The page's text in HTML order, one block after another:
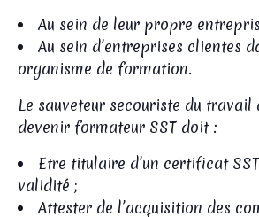
Au sein de leur propre
Au sein d’entreprises clientes
organisme de formation.
Le sauveteur secouriste du travail
devenir formateur SST doit :
Etre titulaire d’un certificat
validité ;
Attester de l’acquisition des